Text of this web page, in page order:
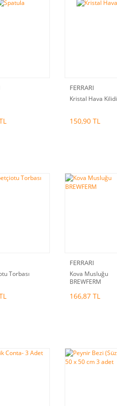
FERRARI
Kristal Hava Kilidi
150,90 TL
Torbası
FERRARI
Kova Musluğu
BREWFERM
166,87 TL